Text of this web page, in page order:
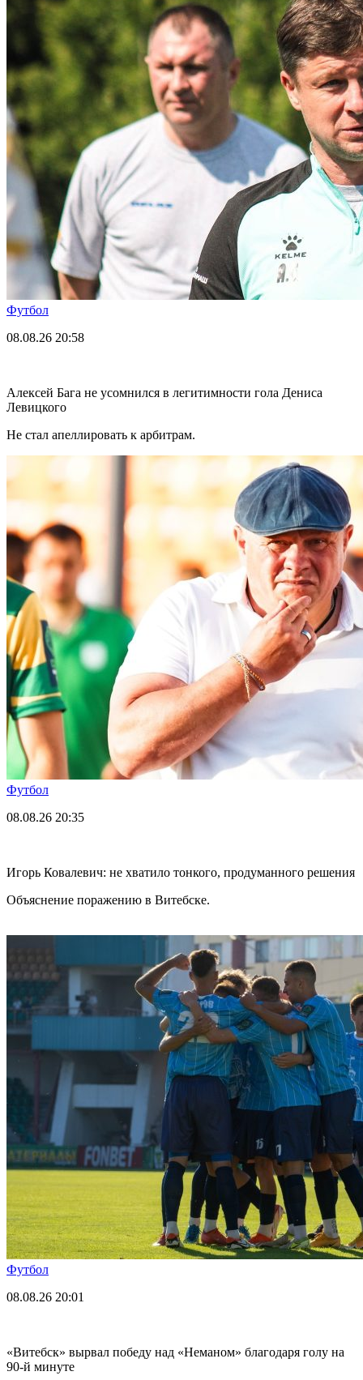
Футбол
08.08.26 20:58
Алексей Бага не усомнился в легитимности гола Дениса
Левицкого
Не стал апеллировать к арбитрам.
Футбол
08.08.26 20:35
Игорь Ковалевич: не хватило тонкого, продуманного решения
Объяснение поражению в Витебске.
Футбол
08.08.26 20:01
«Витебск» вырвал победу над «Неманом» благодаря голу на
90-й минуте